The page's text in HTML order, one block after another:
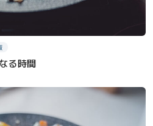
る時間